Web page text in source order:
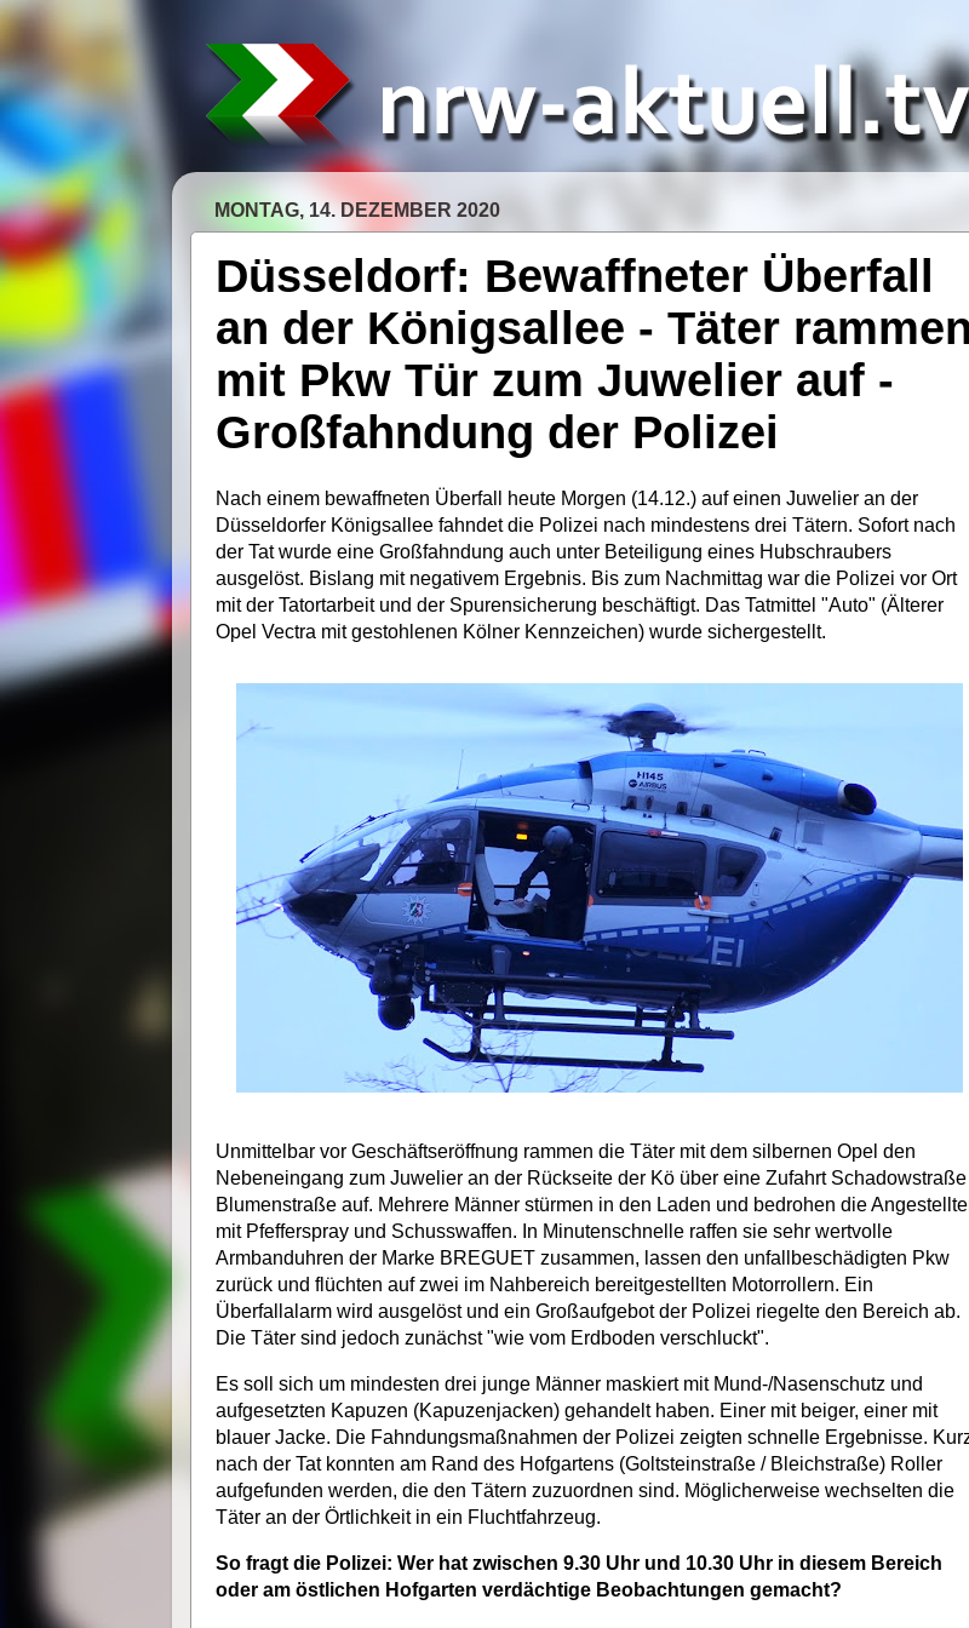
MONTAG, 14. DEZEMBER 2020
Düsseldorf: Bewaffneter Überfall
an der Königsallee - Täter rammen
mit Pkw Tür zum Juwelier auf -
Großfahndung der Polizei
Nach einem bewaffneten Überfall heute Morgen (14.12.) auf einen Juwelier an der
Düsseldorfer Königsallee fahndet die Polizei nach mindestens drei Tätern. Sofort nach
der Tat wurde eine Großfahndung auch unter Beteiligung eines Hubschraubers
ausgelöst. Bislang mit negativem Ergebnis. Bis zum Nachmittag war die Polizei vor Ort
mit der Tatortarbeit und der Spurensicherung beschäftigt. Das Tatmittel "Auto" (Älterer
Opel Vectra mit gestohlenen Kölner Kennzeichen) wurde sichergestellt.
Unmittelbar vor Geschäftseröffnung rammen die Täter mit dem silbernen Opel den
Nebeneingang zum Juwelier an der Rückseite der Kö über eine Zufahrt Schadowstraße
Blumenstraße auf. Mehrere Männer stürmen in den Laden und bedrohen die
mit Pfefferspray und Schusswaffen. In Minutenschnelle raffen sie sehr wertvolle
Armbanduhren der Marke BREGUET zusammen, lassen den unfallbeschädigten Pkw
zurück und flüchten auf zwei im Nahbereich bereitgestellten Motorrollern. Ein
Überfallalarm wird ausgelöst und ein Großaufgebot der Polizei riegelte den Bereich ab.
Die Täter sind jedoch zunächst "wie vom Erdboden verschluckt".
Es soll sich um mindesten drei junge Männer maskiert mit Mund-/Nasenschutz und
aufgesetzten Kapuzen (Kapuzenjacken) gehandelt haben. Einer mit beiger, einer mit
blauer Jacke. Die Fahndungsmaßnahmen der Polizei zeigten schnelle Ergebnisse.
nach der Tat konnten am Rand des Hofgartens (Goltsteinstraße / Bleichstraße) Roller
aufgefunden werden, die den Tätern zuzuordnen sind. Möglicherweise wechselten die
Täter an der Örtlichkeit in ein Fluchtfahrzeug.
So fragt die Polizei: Wer hat zwischen 9.30 Uhr und 10.30 Uhr in diesem Bereich
oder am östlichen Hofgarten verdächtige Beobachtungen gemacht?